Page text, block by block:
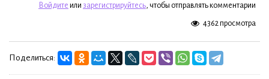
Войдите или зарегистрируйтесь, чтобы отправлять комментарии
4362 просмотра
Поделиться: